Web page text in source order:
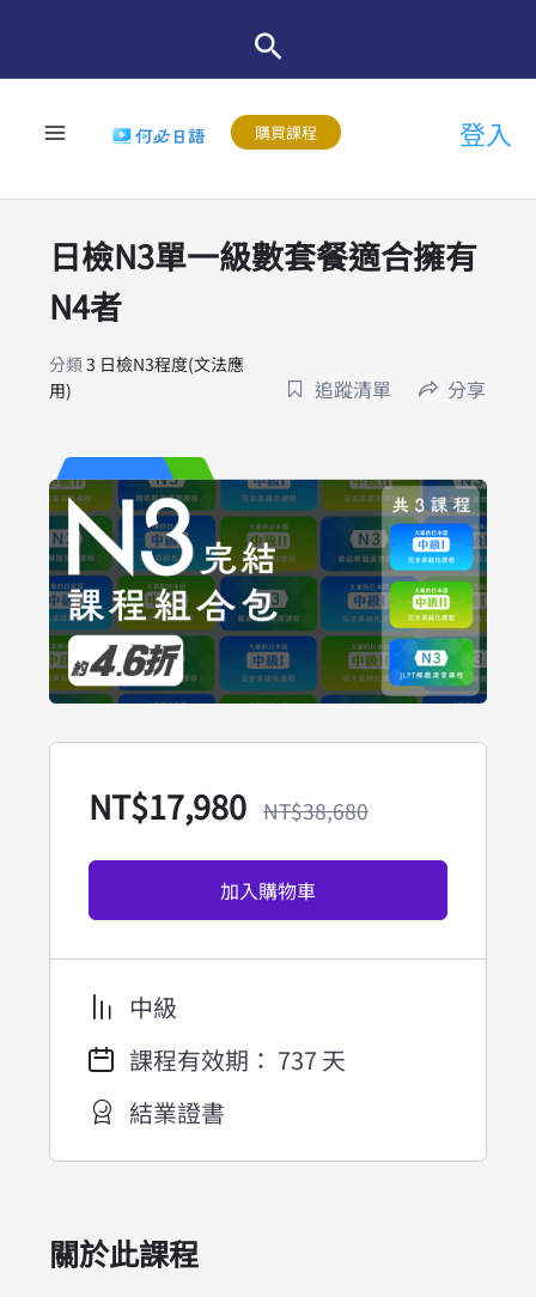
購買課程 登入
日檢N3單一級數套餐適合擁有
N4者
分類3 日檢N3程度(文法應
用)
追蹤清單 分享
NT$17,980 NT$38,680
加入購物車
中級
課程有效期： 737 天
結業證書
關於此課程